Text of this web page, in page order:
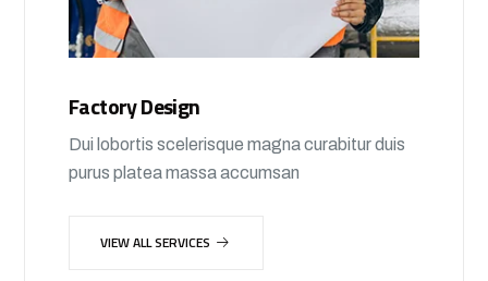
Factory Design
Dui lobortis scelerisque magna curabitur duis
purus platea massa accumsan
VIEW ALL SERVICES